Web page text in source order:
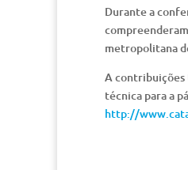
Durante a
metropolitana
A contribuições
técnica para a
http://